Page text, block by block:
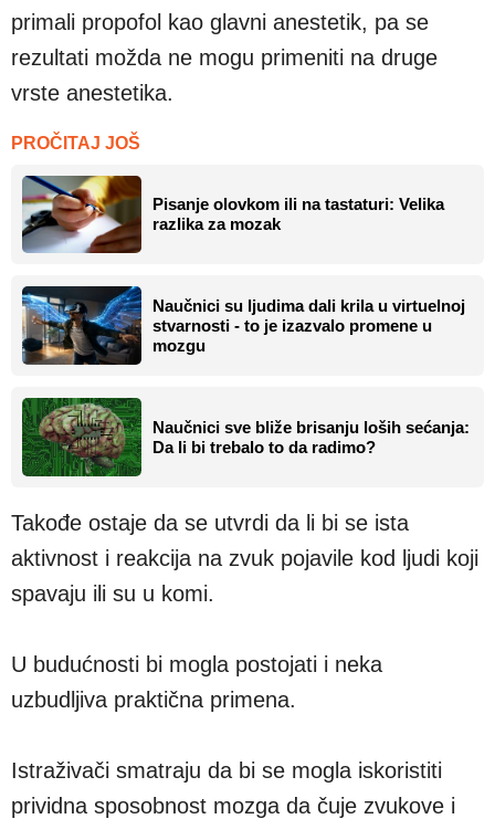
primali propofol kao glavni anestetik, pa se
rezultati možda ne mogu primeniti na druge
vrste anestetika.
PROČITAJ JOŠ
Pisanje olovkom ili na tastaturi: Velika
razlika za mozak
Naučnici su ljudima dali krila u virtuelnoj
stvarnosti - to je izazvalo promene u
mozgu
Naučnici sve bliže brisanju loših sećanja:
Da li bi trebalo to da radimo?
Takođe ostaje da se utvrdi da li bi se ista
aktivnost i reakcija na zvuk pojavile kod ljudi koji
spavaju ili su u komi.
U budućnosti bi mogla postojati i neka
uzbudljiva praktična primena.
Istraživači smatraju da bi se mogla iskoristiti
prividna sposobnost mozga da čuje zvukove i